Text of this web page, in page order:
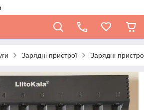
Зарядні пристрої Зарядні